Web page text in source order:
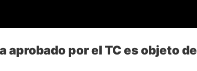
aprobado por el TC es objeto de